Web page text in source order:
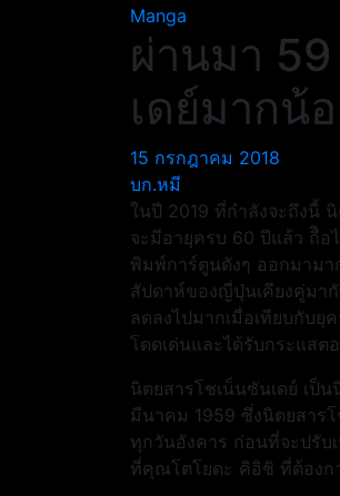
Manga
ผ่านมา
เดย์มากน้
15 กรกฎาคม 2018
บก.หมี
ในปี 2019 ที่กำลังจะถึงนี้
จะมีอายุครบ 60 ปีแล้ว ถืิอ
พิมพ์การ์ตูนดังๆ ออกมามา
สัปดาห์ของญี่ปุ่นเคียงคู่มา
ลดลงไปมากเมื่อเทียบกับ
โดดเด่นและได้รับกระแสต
นิตยสารโชเน็นซันเดย์ เป็
มีนาคม 1959 ซึ่งนิตยสาร
ทุกวันอังคาร ก่อนที่จะปรับ
ที่คุณโตโยดะ คิอิชิ ที่ต้องก